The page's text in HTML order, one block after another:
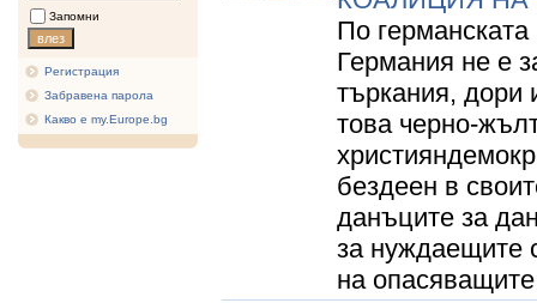
Запомни
Регистрация
Забравена парола
Какво е my.Europe.bg
По
Германия не е
търкания, дори
това черно-
бездеен в
данъците за
за нуждаещите
на